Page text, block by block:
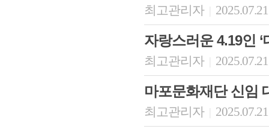
최고관리자
자랑스러운 4.19인 ‘
최고관리자
마포문화재단 신임
최고관리자